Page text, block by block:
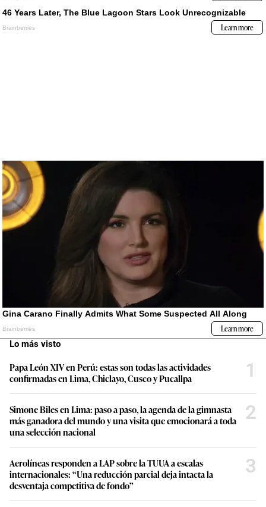
Lo más visto
Papa León XIV en Perú: estas son todas las actividades
confirmadas en Lima, Chiclayo, Cusco y Pucallpa
1
Simone Biles en Lima: paso a paso, la agenda de la gimnasta
más ganadora del mundo y una visita que emocionará a toda
una selección nacional
2
Aerolíneas responden a LAP sobre la TUUA a escalas
internacionales: “Una reducción parcial deja intacta la
desventaja competitiva de fondo”
3